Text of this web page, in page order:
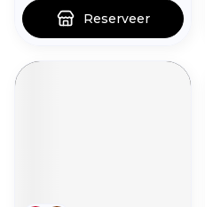
Reserveer